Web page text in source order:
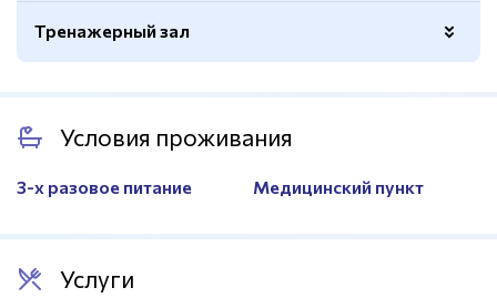
Размер
58х28м.
Раздевалки
Есть
Кафе
Есть
Душевые
Тренажерный зал
Условия проживания
3-х разовое питание Медицинский пункт
Услуги